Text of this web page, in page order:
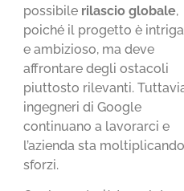
possibile rilascio globale,
poiché il progetto è
e ambizioso, ma deve
affrontare degli ostacoli
piuttosto rilevanti.
ingegneri di Google
continuano a lavorarci e
l’azienda sta
sforzi.